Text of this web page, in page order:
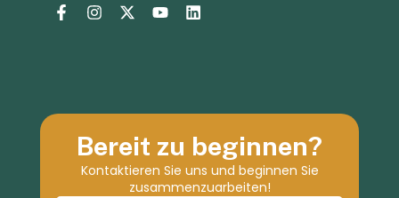
Bereit zu beginnen?
Kontaktieren Sie uns und beginnen Sie
zusammenzuarbeiten!